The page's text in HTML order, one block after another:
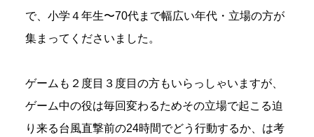
で、小学４年生〜70代まで幅広い年代・立場の方が
集まってくださいました。
ゲームも２度目３度目の方もいらっしゃいますが、
ゲーム中の役は毎回変わるためその立場で起こる迫
り来る台風直撃前の24時間でどう行動するか、は考